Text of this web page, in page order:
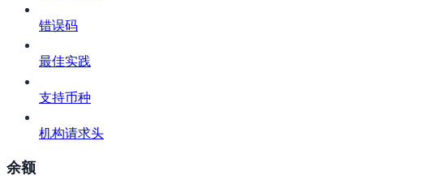
错误码
最佳实践
支持币种
机构请求头
余额